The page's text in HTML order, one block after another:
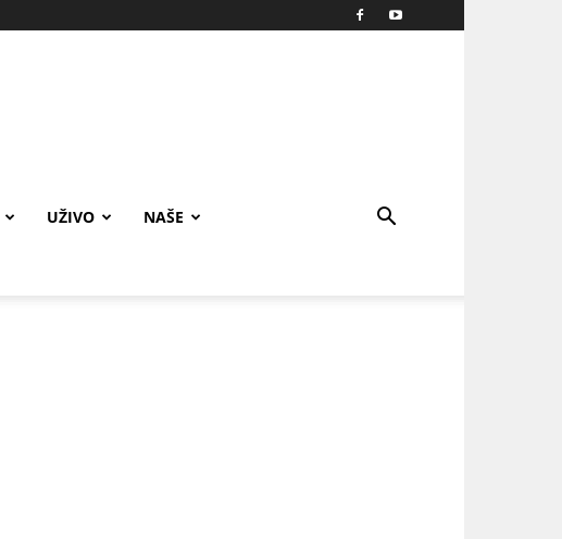
UŽIVO NAŠE